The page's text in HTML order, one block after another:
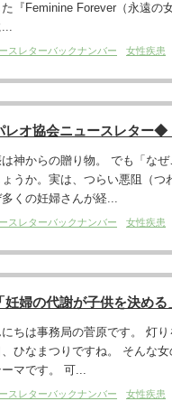
た『Feminine Forever（永遠の
スレターバックナンバー 女性疾患
オ協会ニュースレター
神からの贈り物。 でも「な
うか。実は、つらい悪阻（つ
くの妊婦さんが経...
スレターバックナンバー 女性疾患
婦の代謝が子供を決め
にちは事務局の菅原です。 灯
、ひなまつりですね。 そんな
マです。 可...
スレターバックナンバー 女性疾患